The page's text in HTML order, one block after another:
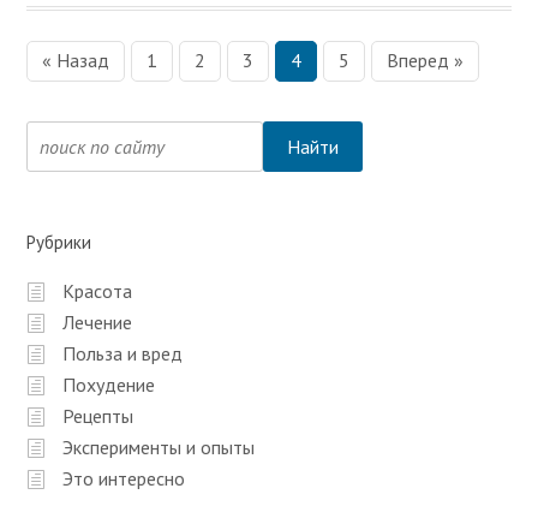
а
в
г
а
ц
и
я
п
о
з
« Назад 1 2 3 4 5 Вперед »
Рубрики
Красота
Лечение
Польза и вред
Похудение
Рецепты
Эксперименты и опыты
Это интересно